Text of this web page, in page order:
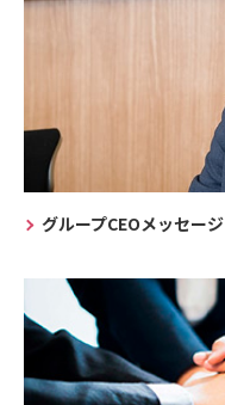
グループCEOメッセージ